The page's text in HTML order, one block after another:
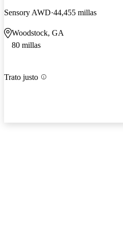
Sensory AWD 44,455 millas
Woodstock, GA
80 millas
Trato justo